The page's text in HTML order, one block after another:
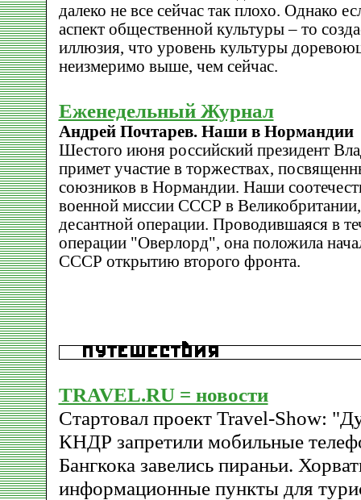
далеко не все сейчас так плохо. Однако
аспект общественной культуры – то
иллюзия, что уровень культуры
неизмеримо выше, чем сейчас.
Еженедельный Журнал
Андрей Почтарев. Наши в Нормандии
Шестого июня российский президент
примет участие в торжествах,
союзников в Нормандии. Наши
военной миссии СССР в
десантной операции. Проводившаяся в
операции "Оверлорд", она положила
СССР открытию второго фронта.
TRAVEL.RU = новости
Стартовал проект Travel-Show:
КНДР запретили мобильные
Бангкока завелись пираньи.
информационные пункты для